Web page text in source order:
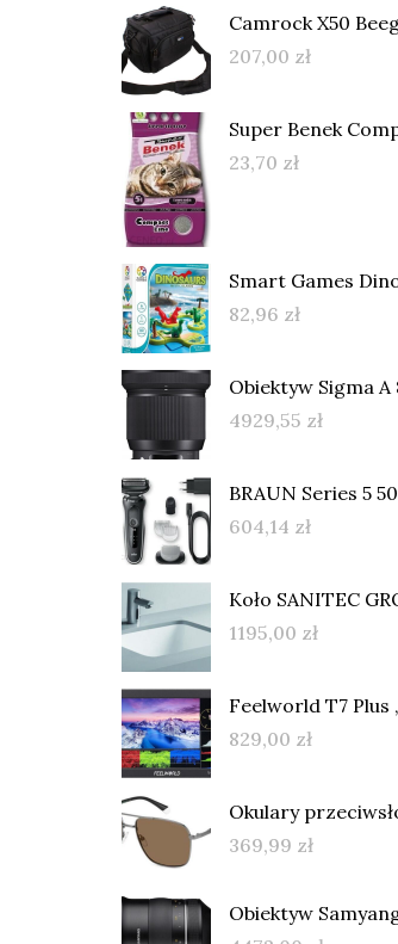
Camrock X50
207,00 zł
Super Benek
23,70 zł
Smart Games
82,96 zł
Obiektyw Sigma
4929,55 zł
BRAUN Series 5
604,14 zł
Koło SANITEC
1195,00 zł
Feelworld T7
829,00 zł
Okulary
369,99 zł
Obiektyw